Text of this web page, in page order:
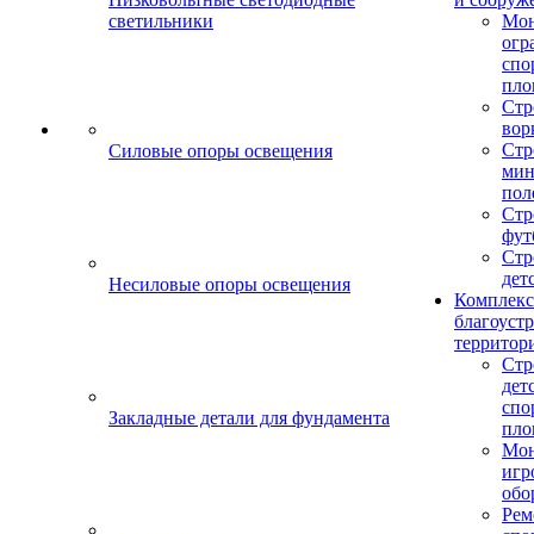
светильники
Силовые опоры освещения
Несиловые опоры освещения
Закладные детали для фундамента